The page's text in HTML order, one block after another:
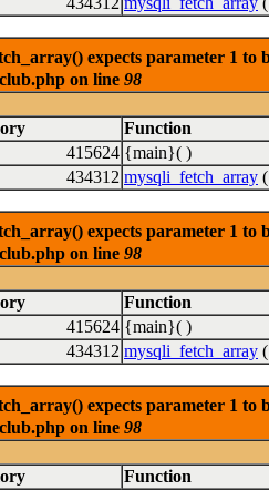
expects parameter 1 to
on line 98
Function
415624 {main}( )
434312 mysqli_fetch_array
expects parameter 1 to
on line 98
Function
415624 {main}( )
434312 mysqli_fetch_array
expects parameter 1 to
on line 98
Function